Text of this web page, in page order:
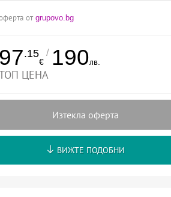
от grupovo.bg
97.15
€
/ 190лв.
ЦЕНА
Изтекла оферта
ВИЖТЕ ПОДОБНИ